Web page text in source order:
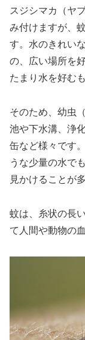
スジシマカ（ヤ
み付けますが、
す。水のきれい
の、広い場所を
たまり水を好む
そのため、幼虫
池や下水溝、浄
缶など様々です
うな少量の水で
見かけることが
蚊は、糸状の長
て人間や動物の